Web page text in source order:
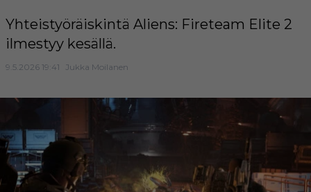
Yhteistyöräiskintä Aliens: Fireteam Elite 2
ilmestyy kesällä.
9.5.2026 19:41 Jukka Moilanen